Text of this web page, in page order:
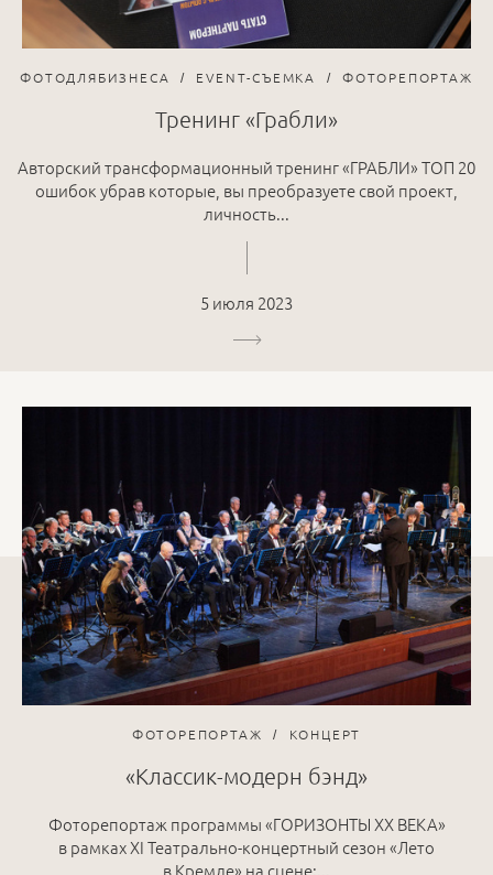
ФОТОДЛЯБИЗНЕСА EVENT-СЪЕМКА ФОТОРЕПОРТАЖ
Тренинг «Грабли»
Авторский трансформационный тренинг «ГРАБЛИ» ТОП 20
ошибок убрав которые, вы преобразуете свой проект,
личность...
5 июля 2023
ФОТОРЕПОРТАЖ КОНЦЕРТ
«Классик-модерн бэнд»
Фоторепортаж программы «ГОРИЗОНТЫ ХХ ВЕКА»
в рамках XI Театрально-концертный сезон «Лето